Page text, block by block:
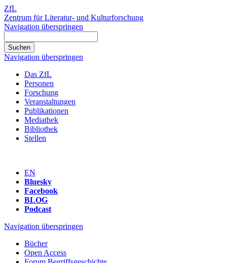
ZfL
Zentrum für Literatur- und Kulturforschung
Navigation überspringen
Navigation überspringen
Das ZfL
Personen
Forschung
Veranstaltungen
Publikationen
Mediathek
Bibliothek
Stellen
EN
Bluesky
Facebook
BLOG
Podcast
Navigation überspringen
Bücher
Open Access